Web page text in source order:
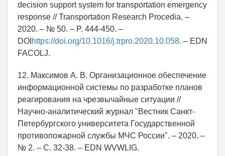
decision support system for transportation emergency
response // Transportation Research Procedia. –
2020. – № 50. – P. 444-450. –
DOI https://doi.org/10.1016/j.trpro.2020.10.058. – EDN
FACOLJ.
12. Максимов А. В. Организационное обеспечение
информационной системы по разработке планов
реагирования на чрезвычайные ситуации //
Научно-аналитический журнал "Вестник Санкт-
Петербургского университета Государственной
противопожарной службы МЧС России". – 2020. –
№ 2. – С. 32-38. – EDN WVWLIG.